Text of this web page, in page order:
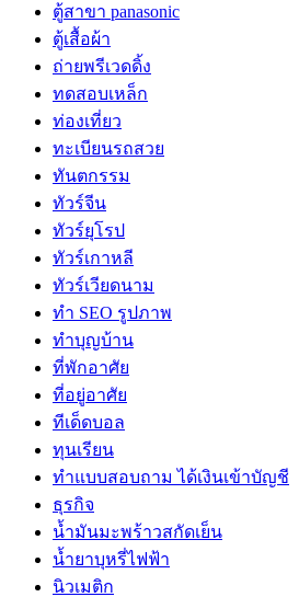
ตู้สาขา panasonic
ตู้เสื้อผ้า
ถ่ายพรีเวดดิ้ง
ทดสอบเหล็ก
ท่องเที่ยว
ทะเบียนรถสวย
ทันตกรรม
ทัวร์จีน
ทัวร์ยุโรป
ทัวร์เกาหลี
ทัวร์เวียดนาม
ทำ SEO รูปภาพ
ทำบุญบ้าน
ที่พักอาศัย
ที่อยู่อาศัย
ทีเด็ดบอล
ทุนเรียน
ทําแบบสอบถาม ได้เงินเข้าบัญชี
ธุรกิจ
น้ำมันมะพร้าวสกัดเย็น
น้ำยาบุหรี่ไฟฟ้า
นิวเมติก